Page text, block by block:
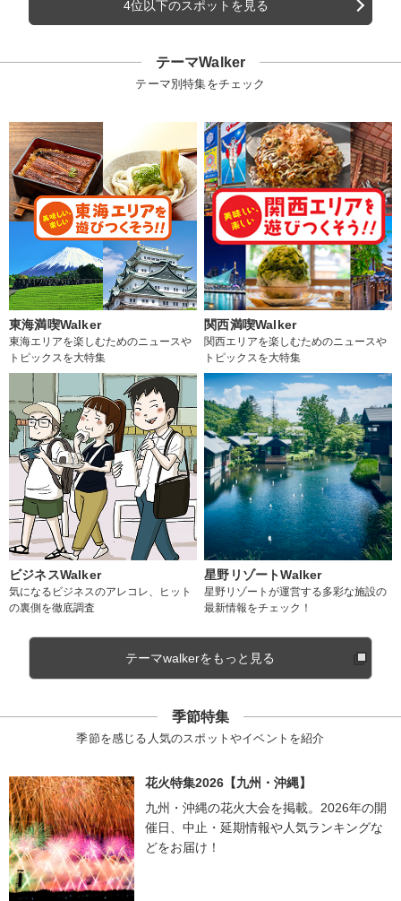
4位以下のスポットを見る
テーマWalker
テーマ別特集をチェック
東海満喫Walker
東海エリアを楽しむためのニュースや
トピックスを大特集
関西満喫Walker
関西エリアを楽しむためのニュースや
トピックスを大特集
ビジネスWalker
気になるビジネスのアレコレ、ヒット
の裏側を徹底調査
星野リゾートWalker
星野リゾートが運営する多彩な施設の
最新情報をチェック！
テーマwalkerをもっと見る
季節特集
季節を感じる人気のスポットやイベントを紹介
花火特集2026【九州・沖縄】
九州・沖縄の花火大会を掲載。2026年の開
催日、中止・延期情報や人気ランキングな
どをお届け！